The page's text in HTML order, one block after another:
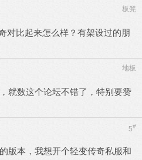
板凳
对比起来怎么样？有架设过的朋
地板
就数这个论坛不错了，特别要赞
5#
版本，我想开个轻变传奇私服和